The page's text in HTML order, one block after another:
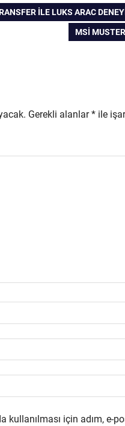
İLE LUKS ARAC
NEXT
MSI
Gerekli alanlar* ile
kullanılması için adım, e-